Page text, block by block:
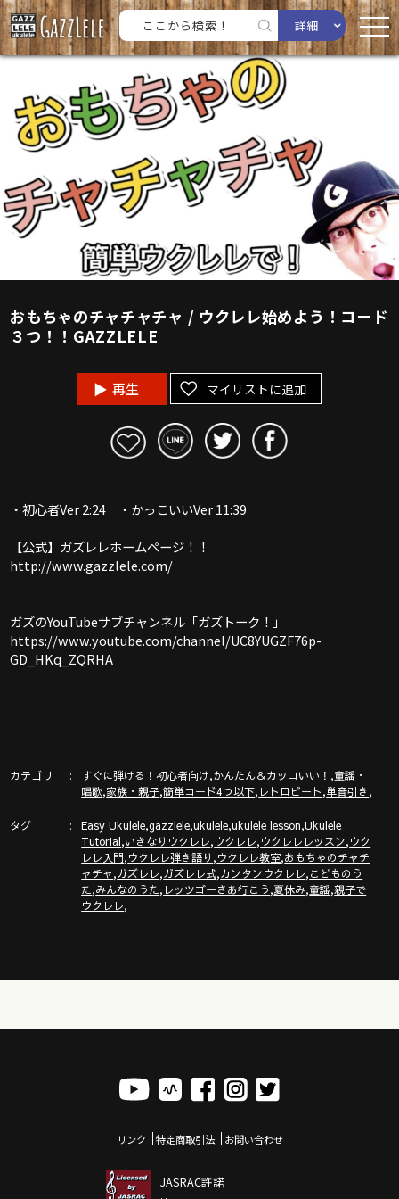
詳細
おもちゃのチャチャチャ / ウクレレ始めよう！コード
３つ！！GAZZLELE
再生 マイリストに追加
・初心者Ver 2:24 ・かっこいいVer 11:39
【公式】ガズレレホームページ！！
http://www.gazzlele.com/
ガズのYouTubeサブチャンネル「ガズトーク！」
https://www.youtube.com/channel/UC8YUGZF76p-
GD_HKq_ZQRHA
カテゴリ すぐに弾ける！初心者向け,かんたん＆カッコいい！ ,童謡・
唱歌,家族・親子,簡単コード4つ以下, レトロビート,単音引き,
タグ Easy Ukulele,gazzlele,ukulele,ukulele lesson,Ukulele
Tutorial,いきなりウクレレ,ウクレレ,ウクレレレッスン,ウク
レレ入門,ウクレレ弾き語り ,ウクレレ教室,おもちゃのチャチ
ャチャ,ガズレレ,ガズレレ式,カンタンウクレレ,こどものう
た,みんなのうた, レッツゴーさあ行こう,夏休み,童謡,親子で
ウクレレ,
リンク 特定商取引法 お問い合わせ
JASRAC許諾